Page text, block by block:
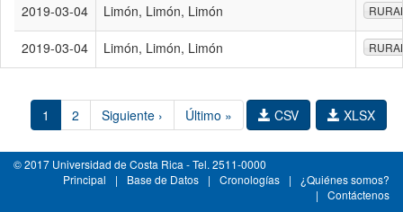
2019-03-04 Limón, Limón, Limón
2019-03-04 Limón, Limón, Limón
1 2 Siguiente › Último » XLSX
CSV
© 2017 Universidad de Costa Rica - Tel. 2511-0000
Principal
| Base de Datos | Cronologías |
¿Quiénes somos?
|
Contáctenos